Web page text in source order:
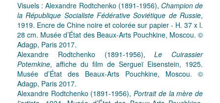
Visuels : Alexandre Rodtchenko (1891-1956), Champion de
la République Socialiste Fédérative Soviétique de Russie,
1919. Encre de Chine noire et colorée sur papier - H. 37 x l.
28 cm. Musée d’État des Beaux-Arts Pouchkine, Moscou. ©
Adagp, Paris 2017.
Alexandre Rodtchenko (1891-1956),Le Cuirassier
Potemkine, affiche du film de Sergueï Eisenstein, 1925.
Musée d’État des Beaux-Arts Pouchkine, Moscou. ©
Adagp, Paris 2017.
Alexandre Rodtchenko (1891-1956),Portrait de la mère de